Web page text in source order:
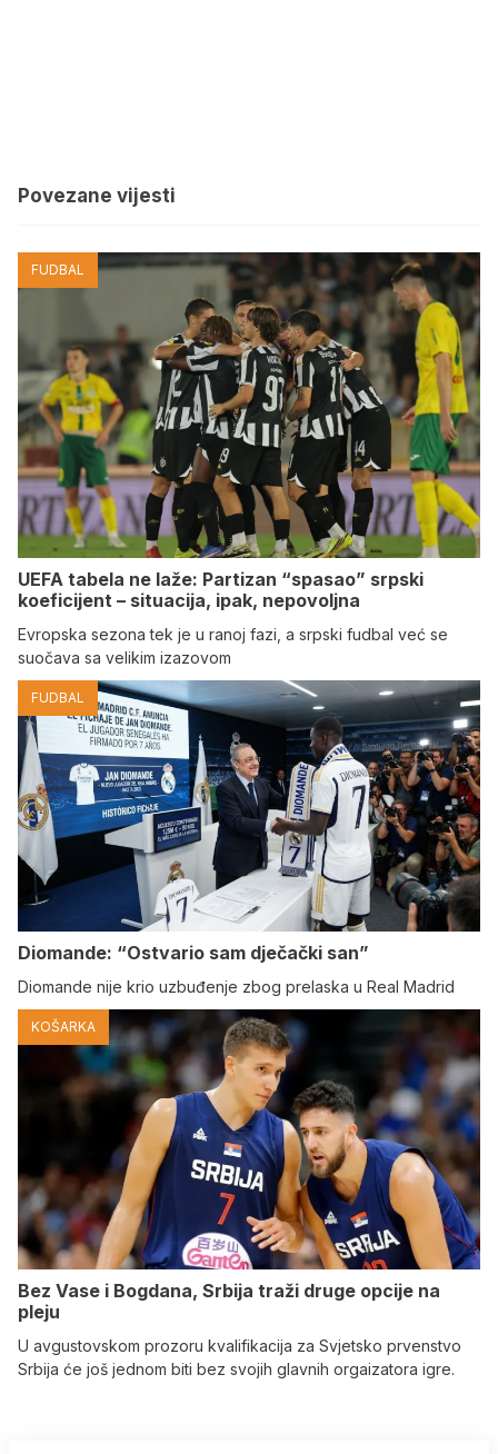
Povezane vijesti
FUDBAL
UEFA tabela ne laže: Partizan “spasao” srpski
koeficijent – situacija, ipak, nepovoljna
Evropska sezona tek je u ranoj fazi, a srpski fudbal već se
suočava sa velikim izazovom
FUDBAL
Diomande: “Ostvario sam dječački san”
Diomande nije krio uzbuđenje zbog prelaska u Real Madrid
KOŠARKA
Bez Vase i Bogdana, Srbija traži druge opcije na
pleju
U avgustovskom prozoru kvalifikacija za Svjetsko prvenstvo
Srbija će još jednom biti bez svojih glavnih orgaizatora igre.